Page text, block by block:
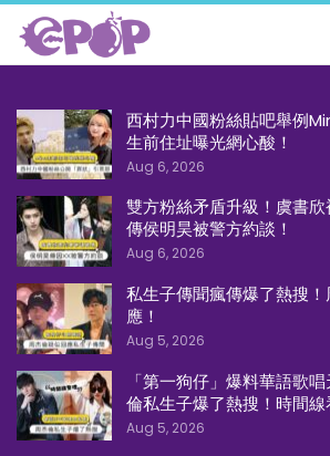
西村力中國粉絲貼吧舉例
生前住址曝光網心酸！
Aug 6, 2026
雙方粉絲矛盾升級！虞書欣
傳侯明昊被警方約談！
Aug 6, 2026
私生子傳聞瘋傳爆了熱搜
應！
Aug 5, 2026
「第一狗仔」爆料華語歌
倫私生子爆了熱搜！時間線
Aug 5, 2026